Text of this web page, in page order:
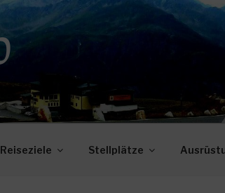
Reiseziele Stellplätze